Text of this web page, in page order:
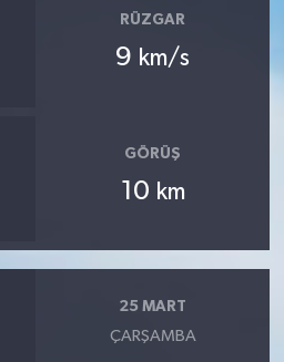
RÜZGAR
9 km/s
GÖRÜŞ
10 km
25 MART
ÇARŞAMBA